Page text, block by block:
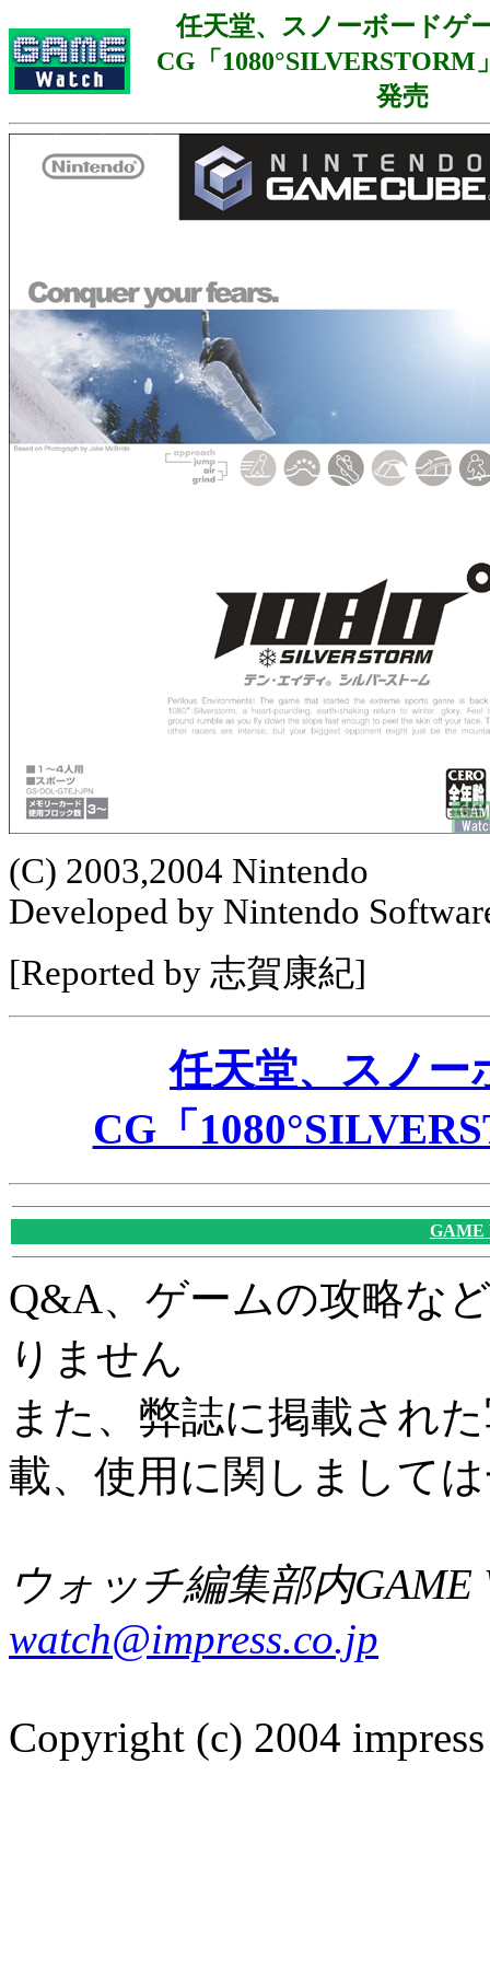
任天堂、スノーボードゲ
CG「1080°SILVERSTORM
発売
(C) 2003,2004 Nintendo
Developed by Nintendo
[Reported by 志賀康紀]
任天堂、スノー
CG「
GAME
Q&A、ゲームの攻略な
りません
また、弊誌に掲載され
載、使用に関しまして
ウォッチ編集部内GAME
watch@impress.co.jp
Copyright (c) 2004